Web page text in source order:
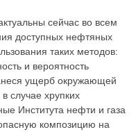
сейчас во всем
доступных нефтяных
таких методов:
и вероятность
ущерб окружающей
случае хрупких
Института нефти и газа
композицию на